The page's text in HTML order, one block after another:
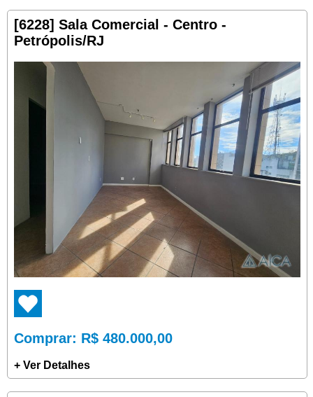
[6228] Sala Comercial - Centro -
Petrópolis/RJ
Comprar: R$ 480.000,00
+ Ver Detalhes